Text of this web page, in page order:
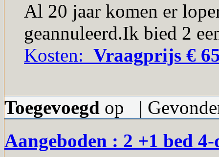
Al 20 jaar komen er
geannuleerd.Ik bied 2
Kosten: Vraagprijs €
Toegevoegd op |
Aangeboden : 2 +1 bed 4-